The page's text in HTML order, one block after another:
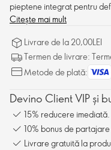
pieptene integrat pentru
rezistent și poartă logo-ul
Citește mai mult
Livrare de la 20,00LEI
Termen de livrare:
Metode de plată:
Devino Client VIP și
15% reducere imediată.
10% bonus de
Livrare gratuită la